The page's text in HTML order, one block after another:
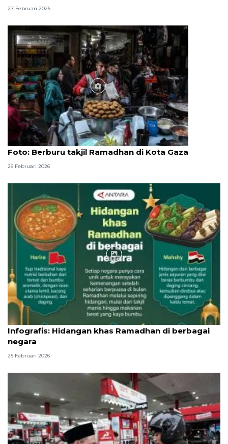
27 Februari 2026
Foto
Foto: Berburu takjil Ramadhan di Kota Gaza
26 Februari 2026
Infografik
Infografis: Hidangan khas Ramadhan di berbagai
negara
25 Februari 2026